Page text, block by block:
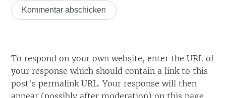
To respond on your own website, enter the URL of
your response which should contain a link to this
post's permalink URL. Your response will then
appear (possibly after moderation) on this page.